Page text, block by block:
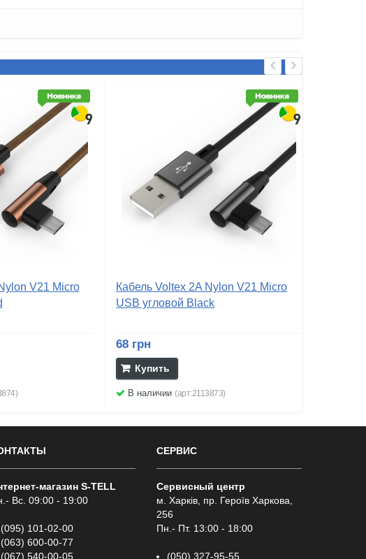
V21 Micro
Кабель Voltex 2A Nylon V21 Micro
USB угловой Black
68 грн
Купить
В наличии(арт:2113873)
магазин S-TELL
Вс. 09:00 - 19:00
(095) 101-02-00
(063) 600-00-77
(067) 540-00-05
СЕРВИС
Сервисный центр
м. Харків, пр. Героїв Харкова,
256
Пн.- Пт. 13:00 - 18:00
(050) 327-95-55